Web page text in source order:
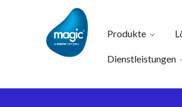
Produkte
Dienstleistungen